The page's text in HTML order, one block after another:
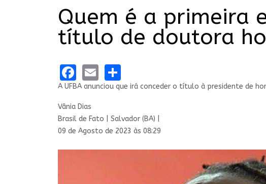
Quem é a primeira
título de doutora
Facebook
Email
A UFBA anunciou que irá conceder o título à presidente de
Vânia Dias
Brasil de Fato | Salvador (BA) |
09 de Agosto de 2023 às 08:29